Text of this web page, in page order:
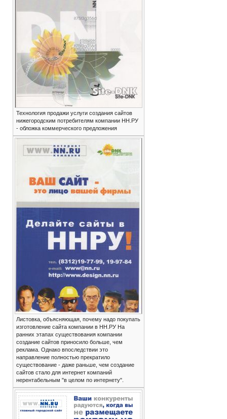
Технология продажи услуги создания сайтов
нижегородским потребителям компании НН.РУ
- обложка коммерческого предложения
Листовка, объясняющая, почему надо покупать
изготовление сайта компании в НН.РУ На
ранних этапах существования компании
создание сайтов приносило больше, чем
реклама. Однако впоследствии это
направление полностью прекратило
существование - даже раньше, чем создание
сайтов стало для интернет компаний
нерентабельным "в целом по интернету".